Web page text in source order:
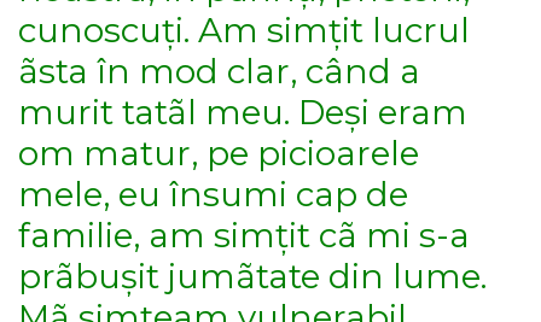
cunoscuți. Am simțit lucrul
ãsta în mod clar, când a
murit tatãl meu. Deși eram
om matur, pe picioarele
mele, eu însumi cap de
familie, am simțit cã mi s-a
prãbușit jumãtate din lume.